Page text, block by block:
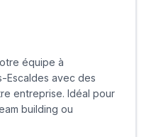
équipe à
Escaldes avec des
entreprise. Idéal pour
building ou